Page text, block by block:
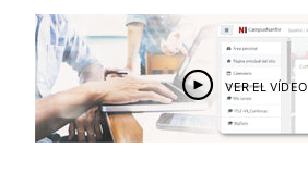
VER EL VÍDEO